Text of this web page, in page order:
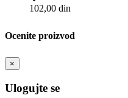
102,00 din
Ocenite proizvod
×
Ulogujte se